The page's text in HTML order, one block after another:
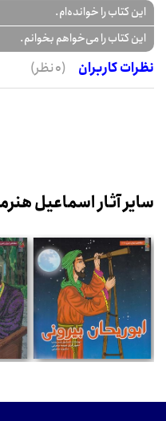
این کتاب را خوانده‌ام.
این کتاب را می‌خواهم بخوانم.
نظرات کاربران
(0 نظر)
سایر آثار اسماعیل